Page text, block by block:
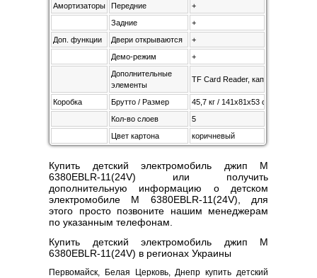
Амортизаторы
Передние
+
Задние
+
Доп. функции
Двери открываются
+
Демо-режим
+
Дополнительные
элементы
TF Card Reader, капот
Коробка Брутто / Размер
45,7 кг / 141х81х53 см
Кол-во слоев
5
Цвет картона
коричневый
Купить детский электромобиль джип M
6380EBLR-11(24V) или получить
дополнительную информацию о детском
электромобиле M 6380EBLR-11(24V), для
этого просто позвоните нашим менеджерам
по указанным телефонам.
Купить детский электромобиль джип M
6380EBLR-11(24V) в регионах Украины
Первомайск, Белая Церковь, Днепр купить детский